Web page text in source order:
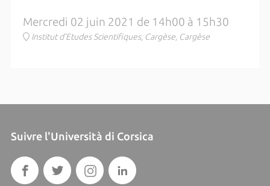
Mercredi 02 juin 2021 de 14h00 à 15h30
Institut d'Etudes Scientifiques, Cargèse, Cargèse
Suivre l'Università di Corsica